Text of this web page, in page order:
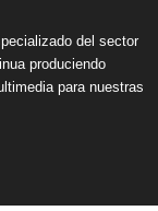
del sector
produciendo
para nuestras